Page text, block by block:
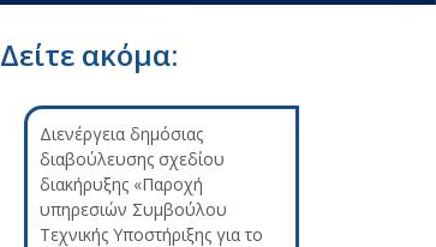
Δείτε ακόμα:
Διενέργεια δημόσιας
διαβούλευσης σχεδίου
διακήρυξης «Παροχή
υπηρεσιών Συμβούλου
Τεχνικής Υποστήριξης για το